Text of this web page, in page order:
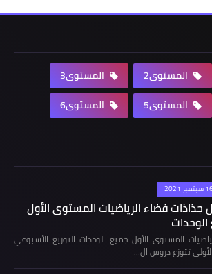
المستوى2
المستوى3
المستوى5
المستوى6
16 سبتمبر 2021
جذاذات فضاء الرياضيات المستوى الأول
المستوى الأول جميع الوحدات التوزيع الأسبوعي
تتوزع دروس ال…